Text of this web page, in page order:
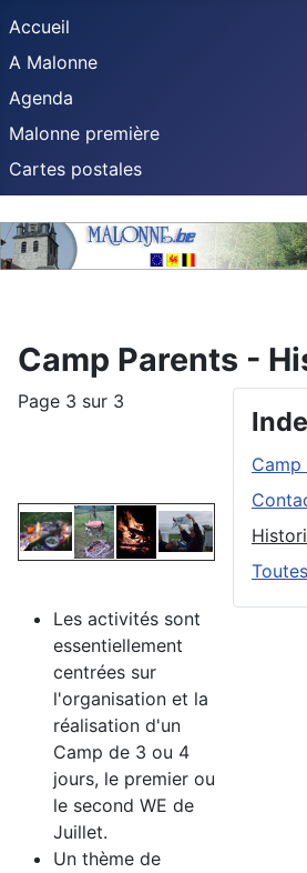
Accueil
A Malonne
Agenda
Malonne première
Cartes postales
Camp Parents -
Camp
Page 3 sur 3
Les activités sont
essentiellement
centrées sur
l'organisation et la
réalisation d'un
Camp de 3 ou 4
jours, le premier ou
le second WE de
Juillet.
Un thème de